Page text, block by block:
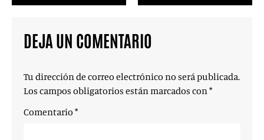
DEJA UN COMENTARIO
Tu dirección de correo electrónico no será publicada.
Los campos obligatorios están marcados con*
Comentario *